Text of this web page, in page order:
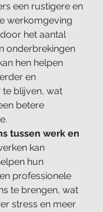
een rustigere en
werkomgeving
het aantal
onderbrekingen
hen helpen
en
blijven, wat
betere
tussen werk en
kan
hun
professionele
te brengen, wat
stress en meer